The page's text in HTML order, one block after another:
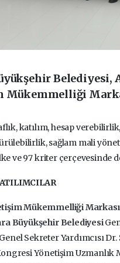
Belediyesi,
Mükemmelliği
katılım, hesap
sağlam mali
ve 97 kriter çerçevesinde
Mükemmelliği Markası
Büyükşehir Belediyesi
Sekreter Yardımcısı
Yönetişim Uzmanlık